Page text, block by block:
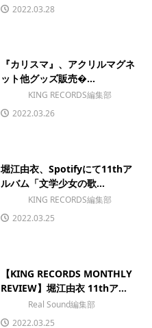
2022.03.28
『カリスマ』、アクリルマグネ
ット他グッズ販売�...
KING RECORDS編集部
2022.03.26
堀江由衣、Spotifyにて11thア
ルバム「文学少女の歌...
KING RECORDS編集部
2022.03.25
【KING RECORDS MONTHLY
REVIEW】堀江由衣 11thア...
Real Sound編集部
2022.03.25